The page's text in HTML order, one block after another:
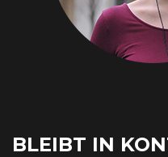
BLEIBT IN